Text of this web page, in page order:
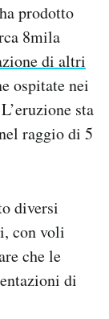
prodotto
8mila
di altri
ospitate nei
sta
raggio di 5
diversi
con voli
che le
di